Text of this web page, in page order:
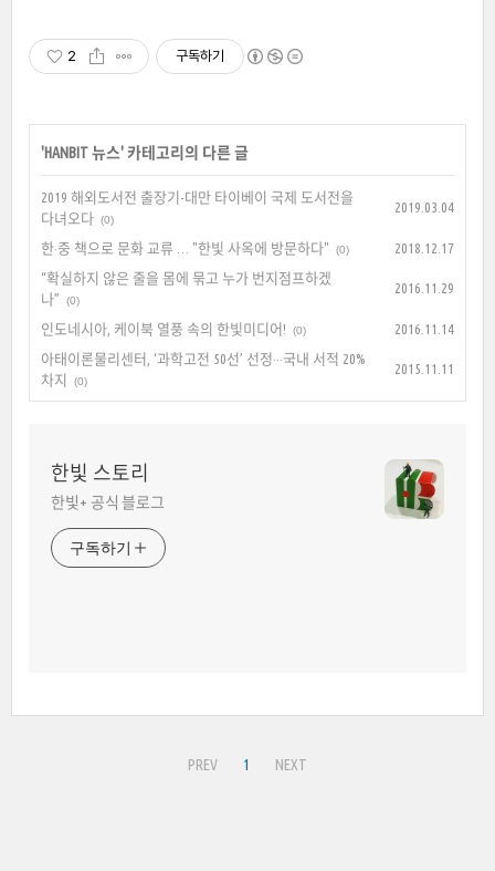
2 구독하기
'HANBIT 뉴스' 카테고리의 다른 글
2019 해외도서전 출장기-대만 타이베이 국제 도서전을
다녀오다 (0)
2019.03.04
한·중 책으로 문화 교류 … "한빛 사옥에 방문하다" (0)
2018.12.17
“확실하지 않은 줄을 몸에 묶고 누가 번지점프하겠
나”
(0)
2016.11.29
인도네시아, 케이북 열풍 속의 한빛미디어! (0)
2016.11.14
아태이론물리센터, ‘과학고전 50선’ 선정···국내 서적 20%
차지
(0)
2015.11.11
한빛 스토리
한빛+ 공식 블로그
구독하기
PREV 1 NEXT